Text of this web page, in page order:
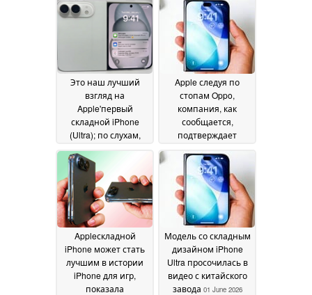
время как компания
« Apple » дала
зеленый свет на
запуск производства
своёго складного
дисплея23 June 2026
утверждения17 June
2026
Это наш лучший
взгляд на
Apple'первый
складной iPhone
(Ultra); по слухам,
Android
Apple следуя по
стопам Oppo,
компания, как
сообщается,
подтверждает
конструкцию iPhone
Ultra 03 June 2026
Appleскладной
iPhone может стать
лучшим в истории
iPhone для игр,
показала
Модель со складным
дизайном iPhone
Ultra просочилась в
видео с китайского
завода 01 June 2026